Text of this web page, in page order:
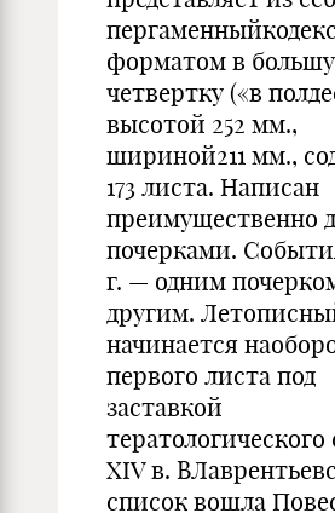
пергаменныйкодекс
форматом в
четвертку («в
высотой 252 мм.,
шириной211 мм.,
173 листа. Написан
преимущественно
почерками.
г. — одним
другим.
начинается
первого листа под
заставкой
тератологического
XIV в.
список вошла